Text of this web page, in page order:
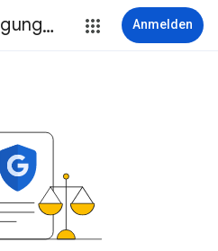
Nutzungsbedingungen Anmelden